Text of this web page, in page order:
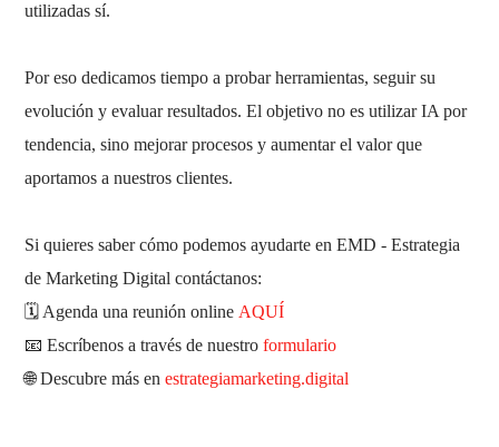
utilizadas sí.
Por eso dedicamos tiempo a probar herramientas, seguir su
evolución y evaluar resultados. El objetivo no es utilizar IA por
tendencia, sino mejorar procesos y aumentar el valor que
aportamos a nuestros clientes.
Si quieres saber cómo podemos ayudarte en EMD - Estrategia
de Marketing Digital contáctanos:
🗓️ Agenda una reunión online AQUÍ
📧 Escríbenos a través de nuestroformulario
🌐 Descubre más enestrategiamarketing.digital